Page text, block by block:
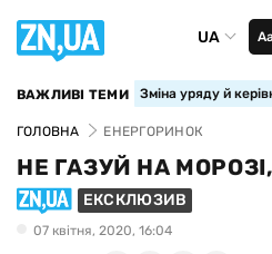
UA
ВАЖЛИВІ ТЕМИ Зміна уряду й
ГОЛОВНА ЕНЕРГОРИНОК
НЕ ГАЗУЙ НА
ЕКСКЛЮЗИВ
07 квiтня, 2020, 16:04